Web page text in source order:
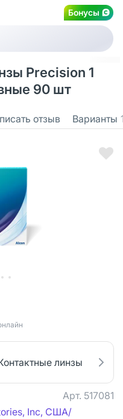
Бонусы
Precision 1
90 шт
отзыв Варианты
линзы
Арт. 517081
Inc, США/